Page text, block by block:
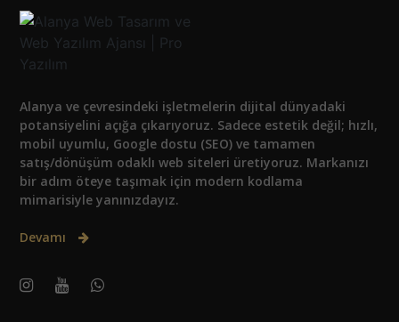
Alanya ve çevresindeki işletmelerin dijital dünyadaki
potansiyelini açığa çıkarıyoruz. Sadece estetik değil; hızlı,
mobil uyumlu, Google dostu (SEO) ve tamamen
satış/dönüşüm odaklı web siteleri üretiyoruz. Markanızı
bir adım öteye taşımak için modern kodlama
mimarisiyle yanınızdayız.
Devamı